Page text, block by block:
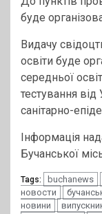
буде
Видачу
освіти буде
середньої
тестування
санітарно-
Інформація
Бучанської
Tags: buchanews
новости
новини